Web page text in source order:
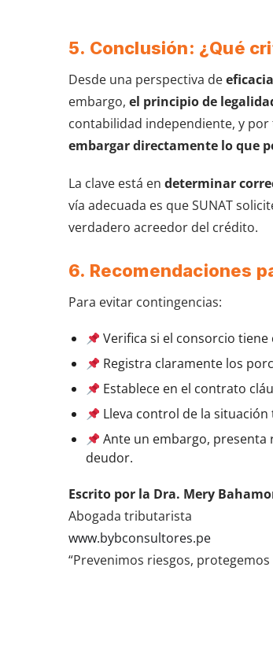
5. Conclusión: ¿Qué
Desde una perspectiva de
embargo, el principio de
contabilidad independiente, y por
embargar directamente lo que
La clave está en determinar
vía adecuada es que SUNAT
verdadero acreedor del crédito.
6. Recomendaciones
Para evitar contingencias:
Verifica si el consorcio
Registra claramente los
Establece en el contrato
Lleva control de la
Ante un embargo, presenta
deudor.
Escrito por la Dra. Mery
Abogada tributarista
www.bybconsultores.pe
“Prevenimos riesgos,